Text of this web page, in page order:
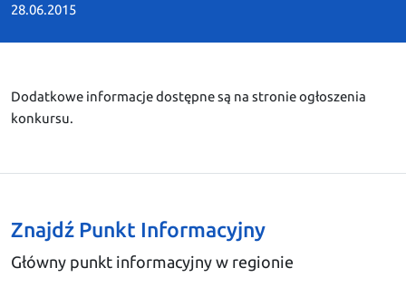
28.06.2015
Dodatkowe informacje dostępne są na stronie ogłoszenia
konkursu.
Znajdź Punkt Informacyjny
Główny punkt informacyjny w regionie